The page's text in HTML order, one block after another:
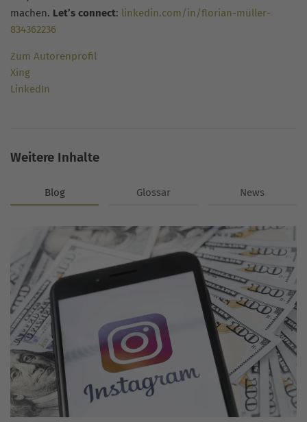
machen. Let’s connect: linkedin.com/in/florian-müller-
834362236
Zum Autorenprofil
Xing
LinkedIn
Weitere Inhalte
Blog Glossar News